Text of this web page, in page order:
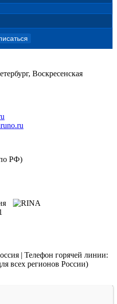
Воскресенская
РФ)
| Телефон горячей линии:
всех регионов России)